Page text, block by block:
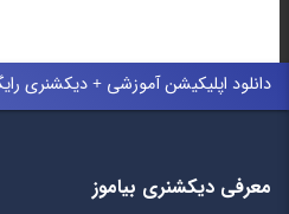
دانلود اپلیکیشن آموزشی + دیکشنری
معرفی دیکشنری بیاموز